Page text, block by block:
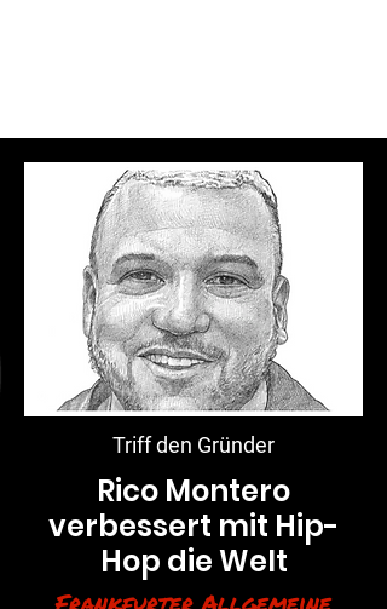
Triff den Gründer
​Rico Montero
verbessert mit Hip-
Hop die Welt
Frankfurter Allgemeine